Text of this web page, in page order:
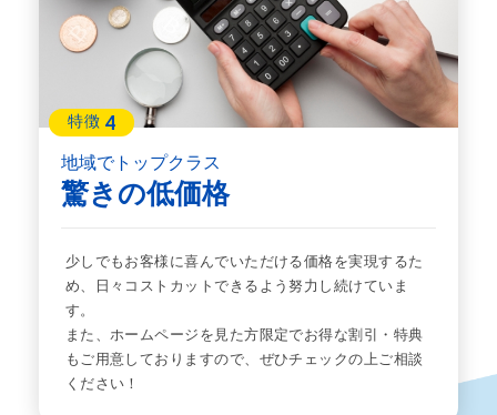
特徴 4
地域でトップクラス
驚きの低価格
少しでもお客様に喜んでいただける価格を実現するた
め、日々コストカットできるよう努力し続けていま
す。
また、ホームページを見た方限定でお得な割引・特典
もご用意しておりますので、ぜひチェックの上ご相談
ください！